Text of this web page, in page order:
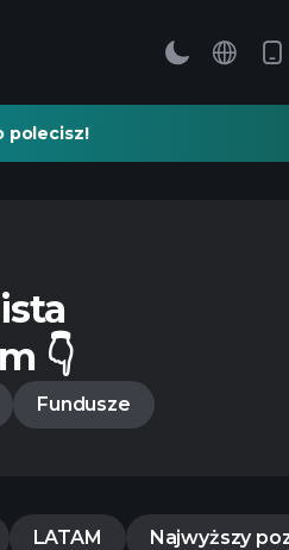
polecisz!
👇
Fundusze
LATAM Najwyższy